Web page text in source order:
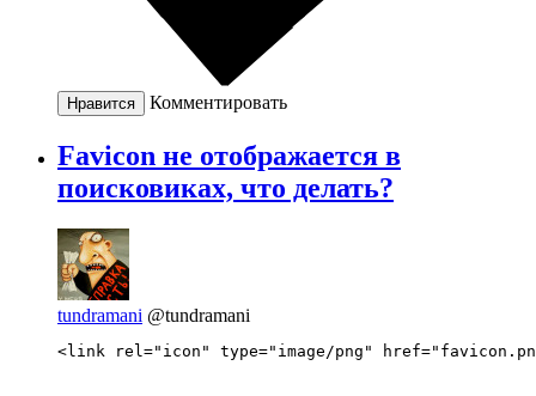
Нравится Комментировать
Favicon не отображается в
поисковиках, что делать?
tundramani @tundramani
<link rel="icon" type="image/png"